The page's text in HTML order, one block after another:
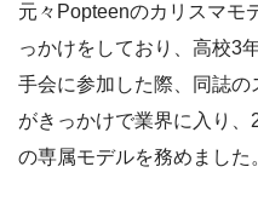
元々Popteenのカリスマモ
っかけをしており、高校3
手会に参加した際、同誌の
がきっかけで業界に入り
の専属モデルを務めました